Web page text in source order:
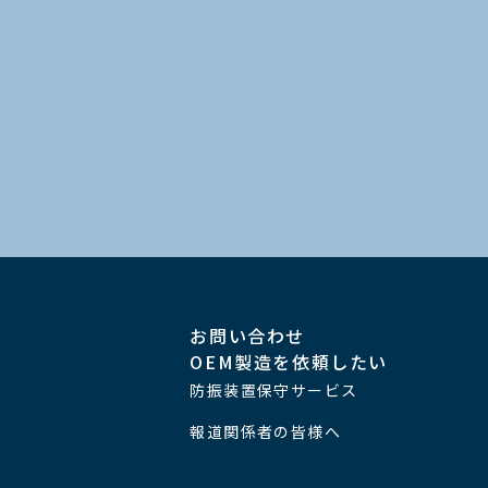
お問い合わせ
OEM製造を依頼したい
防振装置保守サービス
報道関係者の皆様へ